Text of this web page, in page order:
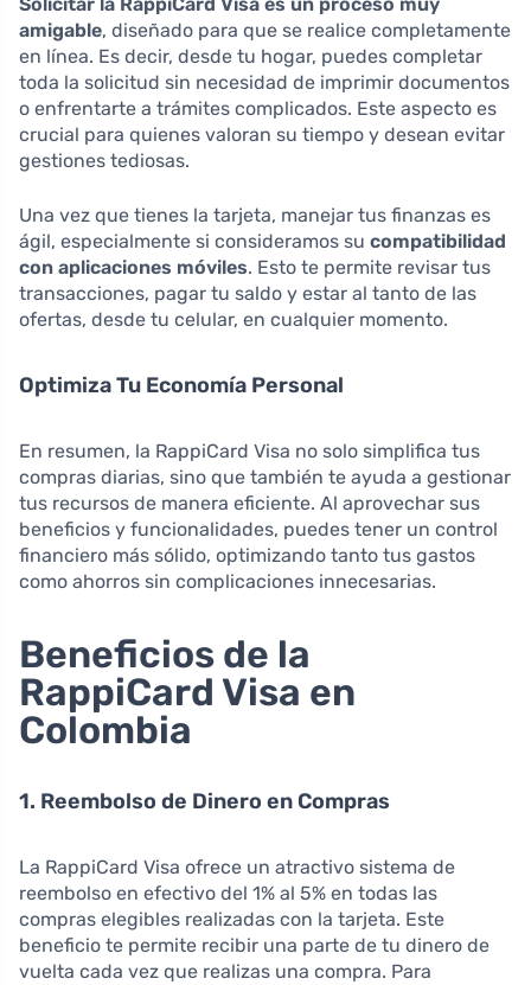
amigable, diseñado para que se realice completamente
en línea. Es decir, desde tu hogar, puedes completar
toda la solicitud sin necesidad de imprimir documentos
o enfrentarte a trámites complicados. Este aspecto es
crucial para quienes valoran su tiempo y desean evitar
gestiones tediosas.
Una vez que tienes la tarjeta, manejar tus finanzas es
ágil, especialmente si consideramos su compatibilidad
con aplicaciones móviles. Esto te permite revisar tus
transacciones, pagar tu saldo y estar al tanto de las
ofertas, desde tu celular, en cualquier momento.
Optimiza Tu Economía Personal
En resumen, la RappiCard Visa no solo simplifica tus
compras diarias, sino que también te ayuda a gestionar
tus recursos de manera eficiente. Al aprovechar sus
beneficios y funcionalidades, puedes tener un control
financiero más sólido, optimizando tanto tus gastos
como ahorros sin complicaciones innecesarias.
Beneficios de la
RappiCard Visa en
Colombia
1. Reembolso de Dinero en Compras
La RappiCard Visa ofrece un atractivo sistema de
reembolso en efectivo del 1% al 5% en todas las
compras elegibles realizadas con la tarjeta. Este
beneficio te permite recibir una parte de tu dinero de
vuelta cada vez que realizas una compra. Para